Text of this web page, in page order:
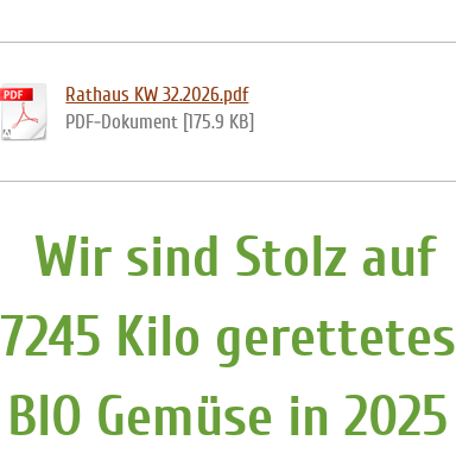
Rathaus KW 32.2026.pdf
PDF-Dokument [175.9 KB]
Wir sind Stolz auf
7245 Kilo gerettetes
BIO Gemüse in 2025